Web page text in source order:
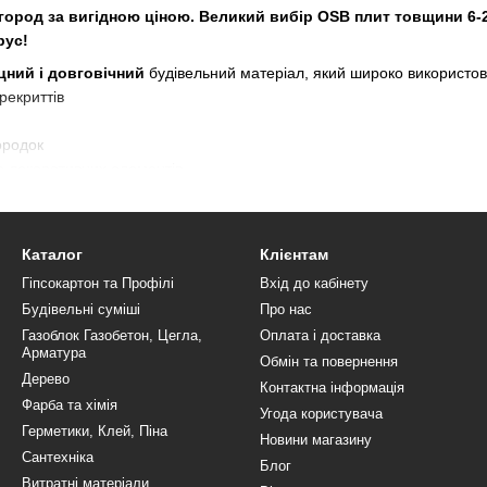
за вигідною ціною. Великий вибір OSB плит товщини
і довговічний будівельний матеріал, який широко
та декоративних конструкцій
мм
– оберіть оптимальний варіант для ваших потреб
Оформляйте замовлення, і ми привеземо ОСБ плиту
щоб отримати консультацію та зробити замовлення!
або ОСП стала одним із найбільш затребуваних матеріалів у
кола завдань від будівництва каркасних будинків до
технології виробництва.
Каталог
Гіпсокартон та Профілі
Будівельні суміші
Газоблок Газобетон, Цегла,
Арматура
Дерево
Фарба та хімія
Герметики, Клей, Піна
Сантехніка
Витратні матеріали
Клієнтам
Вхід до кабінету
Про нас
Оплата і доставка
Обмін та повернення
Контактна інформація
Угода користувача
Новини магазину
Блог